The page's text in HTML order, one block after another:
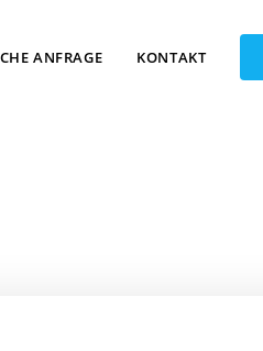
ANFRAGE KONTAKT